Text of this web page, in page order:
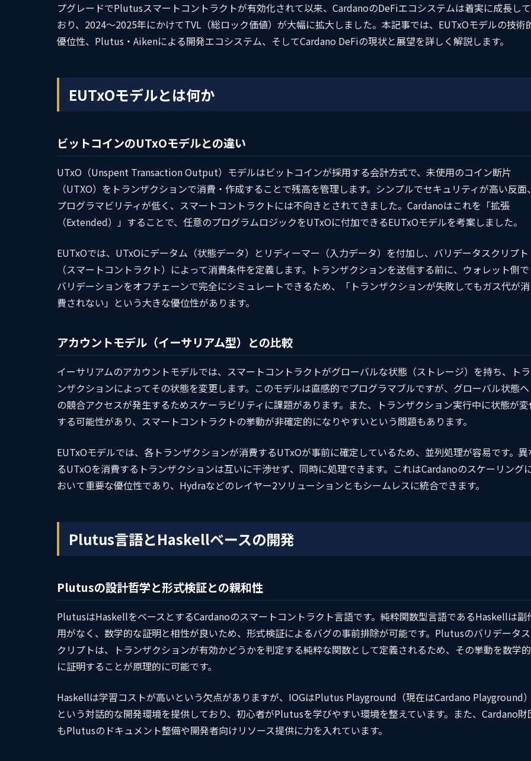
プグレードでPlutusスマートコントラクトが有効化されて以来、CardanoのDeFiエコシステムは着実に成長して
おり、2024〜2025年にかけてTVL（総ロック価値）が大幅に拡大しました。本記事では、EUTxOモデルの技術
優位性、Plutus・Aikenによる開発エコシステム、そしてCardano DeFiの現状と展望を詳しく解説します。
EUTxOモデルとは何か
ビットコインのUTxOモデルとの違い
UTxO（Unspent Transaction Output）モデルはビットコインが採用する会計方式で、未使用のコイン断片
（UTXO）をトランザクションで消費・作成することで残高を管理します。シンプルでセキュリティが高い反面、
プログラマビリティが低く、スマートコントラクトには不向きとされてきました。Cardanoはこれを「拡張
（Extended）」することで、任意のプログラムロジックをUTxOに付加できるEUTxOモデルを考案しました。
EUTxOでは、UTxOにデータム（状態データ）とリディーマー（入力データ）を付加し、バリデータスクリプト
（スマートコントラクト）によって消費条件を定義します。トランザクションを送信する前に、ウォレット側で
バリデーションをオフチェーンで完全にシミュレートできるため、「トランザクションが失敗してもガス代が消
費されない」という大きな優位性があります。
アカウントモデル（イーサリアム型）との比較
イーサリアムのアカウントモデルでは、スマートコントラクトがグローバルな状態（ストレージ）を持ち、トラ
ンザクションによってその状態を変更します。このモデルは直感的でプログラマブルですが、グローバル状態へ
の競合アクセスが発生するためスケーラビリティに課題があります。また、トランザクション実行中に状態が変
する可能性があり、スマートコントラクトの挙動が非確定的になりやすいという問題もあります。
EUTxOモデルでは、各トランザクションが消費するUTxOが事前に確定しているため、並列処理が容易です。異
るUTxOを消費するトランザクションは互いに干渉せず、同時に処理できます。これはCardanoのスケーリング
おいて重要な優位性であり、Hydraなどのレイヤー2ソリューションともシームレスに統合できます。
Plutus言語とHaskellベースの開発
Plutusの設計哲学と形式検証との親和性
PlutusはHaskellをベースとするCardanoのスマートコントラクト言語です。純粋関数型言語であるHaskellは副
用がなく、数学的な証明と相性が良いため、形式検証によるバグの事前排除が可能です。Plutusのバリデータス
クリプトは、トランザクションが有効かどうかを判定する純粋な関数として定義されるため、その挙動を数学的
に証明することが原理的に可能です。
Haskellは学習コストが高いという欠点がありますが、IOGはPlutus Playground（現在はCardano Playground）
という対話的な開発環境を提供しており、初心者がPlutusを学びやすい環境を整えています。また、Cardano財
もPlutusのドキュメント整備や開発者向けリソース提供に力を入れています。